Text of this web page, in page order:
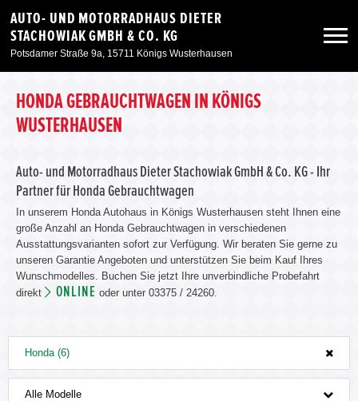
AUTO- UND MOTORRADHAUS DIETER
STACHOWIAK GMBH & CO. KG
Potsdamer Straße 9a, 15711 Königs Wusterhausen
Neuwagen
Angebote
Service & Zubehör
Unser Autohaus
Unsere Motorräder
HONDA GEBRAUCHTWAGEN IN KÖNIGS
WUSTERHAUSEN
Auto- und Motorradhaus Dieter Stachowiak GmbH & Co. KG - Ihr
Partner für Honda Gebrauchtwagen
In unserem Honda Autohaus in Königs Wusterhausen steht Ihnen eine
große Anzahl an Honda Gebrauchtwagen in verschiedenen
Ausstattungsvarianten sofort zur Verfügung. Wir beraten Sie gerne zu
unseren Garantie Angeboten und unterstützen Sie beim Kauf Ihres
Wunschmodelles. Buchen Sie jetzt Ihre unverbindliche Probefahrt
direkt
ONLINE oder unter 03375 / 24260.
Honda (6)
Alle Modelle